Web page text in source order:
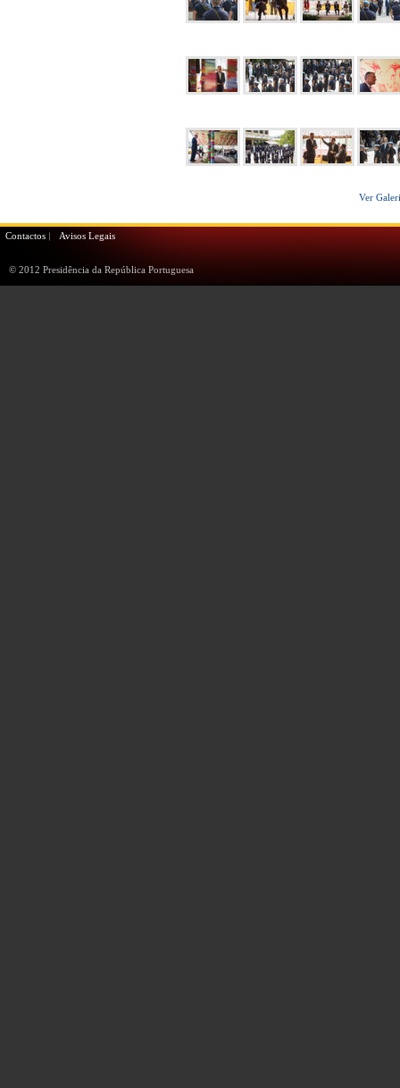
Ver
Contactos Avisos Legais
© 2012 Presidência da República Portuguesa